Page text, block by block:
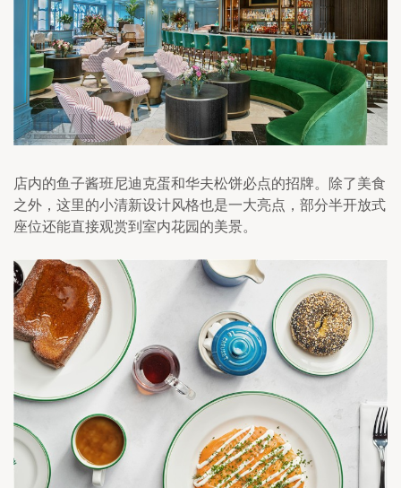
店内的鱼子酱班尼迪克蛋和华夫松饼必点的招牌。除了美食
之外，这里的小清新设计风格也是一大亮点，部分半开放式
座位还能直接观赏到室内花园的美景。